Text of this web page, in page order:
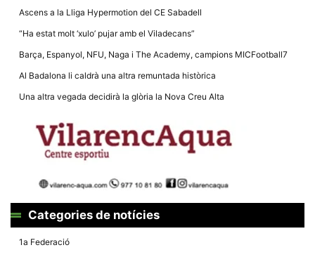
Ascens a la Lliga Hypermotion del CE Sabadell
“Ha estat molt ‘xulo’ pujar amb el Viladecans”
Barça, Espanyol, NFU, Naga i The Academy, campions MICFootball7
Al Badalona li caldrà una altra remuntada històrica
Una altra vegada decidirà la glòria la Nova Creu Alta
Categories de notícies
1a Federació
rebutja
cookies
funcionalitats
del lloc web.
En compartir
els teus
interessos i
navegues pel
la possibilitat